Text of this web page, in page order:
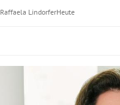
Raffaela LindorferHeute